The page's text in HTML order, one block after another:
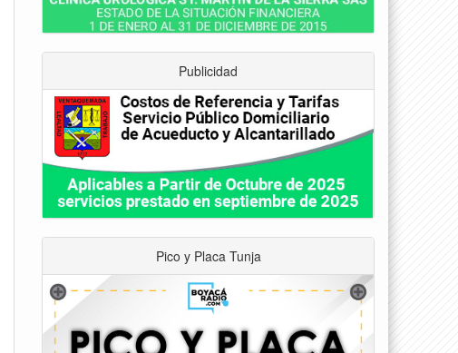
Publicidad
Pico y Placa Tunja